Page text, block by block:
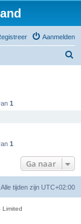
Aanmelden
1
1
Ga naar
Alle tijden zijn UTC+02:00
Limited